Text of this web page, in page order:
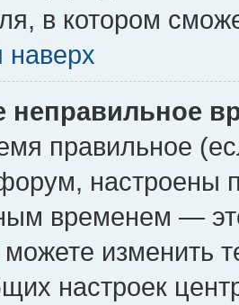
в котором
наверх
неправильное
правильное
настроены
временем —
изменить
настроек